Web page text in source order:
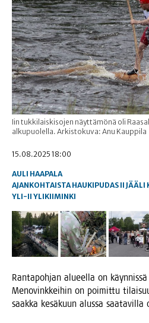
Iin tukkilaiskisojen näyttämönä oli
alkupuolella. Arkistokuva: Anu Kauppila
15.08.2025 18:00
AULI HAAPALA
AJANKOHTAISTA HAUKIPUDAS II JÄÄLI
YLI-II YLIKIIMINKI
Ran­ta­poh­jan alu­eel­la on
Meno­vink­kei­hin on poi­mit­tu
saak­ka kesä­kuun alus­sa